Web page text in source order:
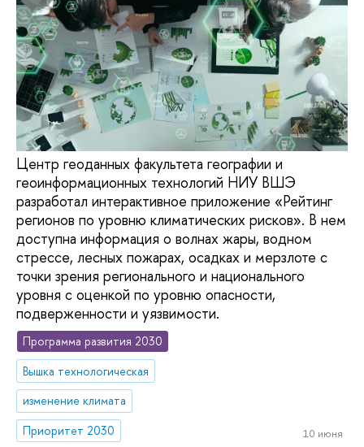
Центр геоданных факультета географии и
геоинформационных технологий НИУ ВШЭ
разработал интерактивное приложение «Рейтинг
регионов по уровню климатических рисков». В нем
доступна информация о волнах жары, водном
стрессе, лесных пожарах, осадках и мерзлоте с
точки зрения регионального и национального
уровня с оценкой по уровню опасности,
подверженности и уязвимости.
Программа развития 2030
Вышка технологическая
изменение климата
Приоритет 2030
10 июня